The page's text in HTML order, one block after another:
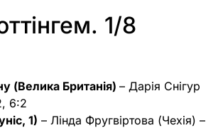
1/8
(Велика Британія) – Дарія Снігур
6:2
1) – Лінда Фругвіртова (Чехія) –